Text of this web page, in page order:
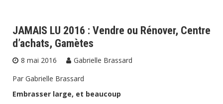
JAMAIS LU 2016 : Vendre ou Rénover, Centre
d’achats, Gamètes
8 mai 2016
Gabrielle Brassard
Par Gabrielle Brassard
Embrasser large, et beaucoup